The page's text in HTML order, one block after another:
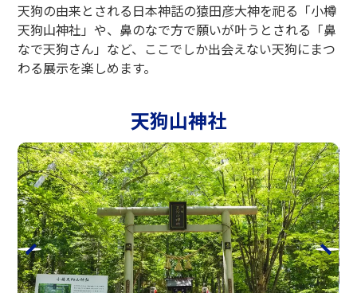
ニセコアンヌプリ国際スキー場
小樽バイン
ニセコ温泉郷いこいの湯宿 いろは
テングヤマスノースクール
小樽スキー連盟
小樽天狗山スキー学校
ザ・グラススタジオ・イン・オタル
天狗の由来とされる日本神話の猿田彦大神を祀る「小樽
天狗山神社」や、鼻のなで方で願いが叶うとされる「鼻
なで天狗さん」など、ここでしか出会えない天狗にまつ
わる展示を楽しめます。
天狗山神社